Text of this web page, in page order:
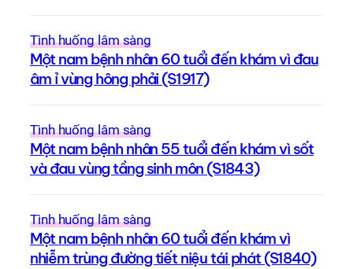
Tình huống lâm sàng
Một nam bệnh nhân 60 tuổi đến khám vì đau
âm ỉ vùng hông phải (S1917)
Tình huống lâm sàng
Một nam bệnh nhân 55 tuổi đến khám vì sốt
và đau vùng tầng sinh môn (S1843)
Tình huống lâm sàng
Một nam bệnh nhân 60 tuổi đến khám vì
nhiễm trùng đường tiết niệu tái phát (S1840)